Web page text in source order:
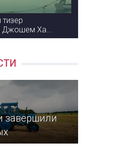
тизер
Джошем Ха...
завершили